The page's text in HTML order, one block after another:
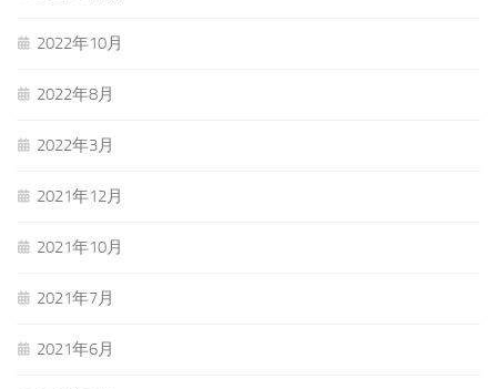
2022年10月
2022年8月
2022年3月
2021年12月
2021年10月
2021年7月
2021年6月